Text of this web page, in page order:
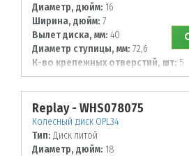
Диаметр, дюйм: 16
Ширина, дюйм: 7
Вылет диска, мм: 40
Диаметр ступицы, мм: 72,6
К-во крепежных отверстий, шт: 5
Диаметр располож. отверстий,
120
Replay - WHS078075
Колесный диск OPL34
Тип: Диск литой
Диаметр, дюйм: 18